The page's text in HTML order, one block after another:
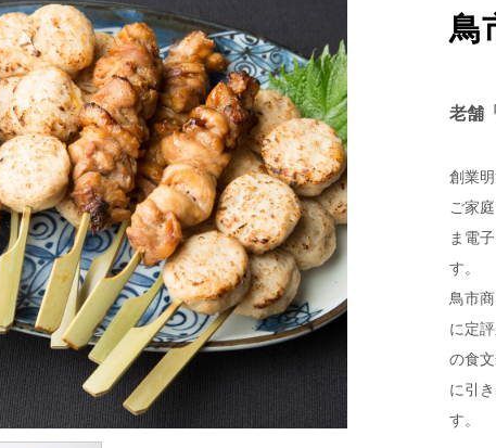
鳥
老舗
創業
ご家
ま電
す。
鳥市
に定
の食
に引
す。